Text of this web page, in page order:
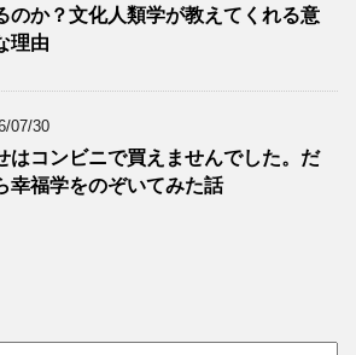
のか？文化人類学が教えてくれる意
理由
07/30
はコンビニで買えませんでした。だ
幸福学をのぞいてみた話